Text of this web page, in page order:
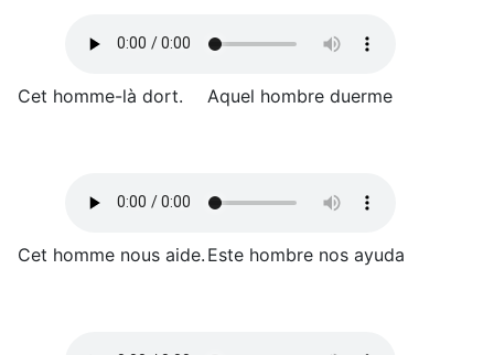
Cet homme-là dort. Aquel hombre duerme
Cet homme nous aide. Este hombre nos ayuda